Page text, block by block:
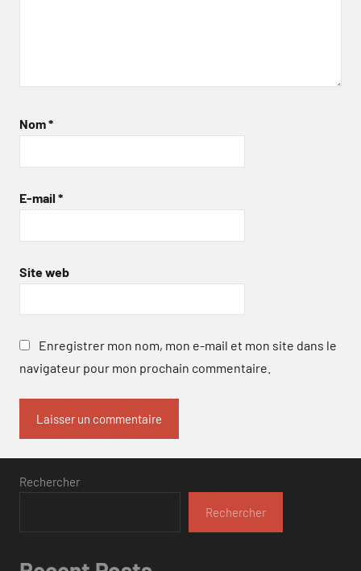
Nom*
E-mail *
Site web
Enregistrer mon nom, mon e-mail et mon site dans le
navigateur pour mon prochain commentaire.
Rechercher
Rechercher